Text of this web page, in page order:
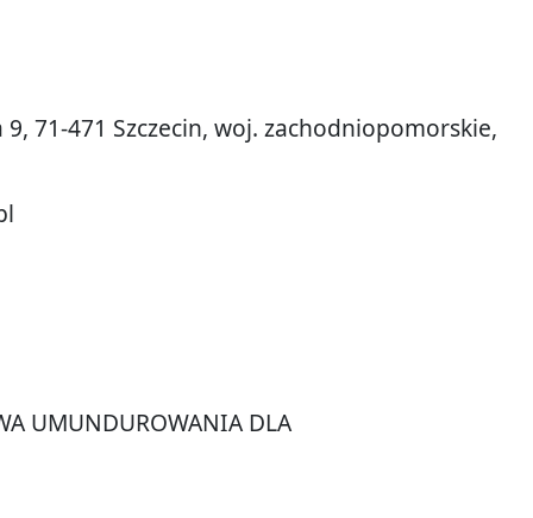
71-471 Szczecin, woj. zachodniopomorskie,
UMUNDUROWANIA DLA